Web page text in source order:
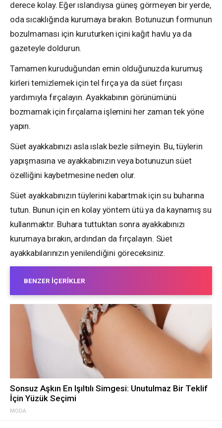
derece kolay. Eğer ıslandıysa güneş görmeyen bir yerde,
oda sıcaklığında kurumaya bırakın. Botunuzun formunun
bozulmaması için kuruturken içini kağıt havlu ya da
gazeteyle doldurun.
Tamamen kuruduğundan emin olduğunuzda kurumuş
kirleri temizlemek için tel fırça ya da süet fırçası
yardımıyla fırçalayın. Ayakkabının görünümünü
bozmamak için fırçalama işlemini her zaman tek yöne
yapın.
Süet ayakkabınızı asla ıslak bezle silmeyin. Bu, tüylerin
yapışmasına ve ayakkabınızın veya botunuzun süet
özelliğini kaybetmesine neden olur.
Süet ayakkabınızın tüylerini kabartmak için su buharına
tutun. Bunun için en kolay yöntem ütü ya da kaynamış su
kullanmaktır. Buhara tuttuktan sonra ayakkabınızı
kurumaya bırakın, ardından da fırçalayın. Süet
ayakkabılarınızın yenilendiğini göreceksiniz.
BENZER İÇERIKLER
MODA
Sonsuz Aşkın En Işıltılı Simgesi: Unutulmaz Bir Teklif
İçin Yüzük Seçimi